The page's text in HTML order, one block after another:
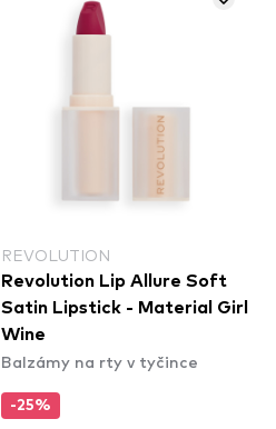
REVOLUTION
Revolution Lip Allure Soft
Satin Lipstick - Material Girl
Wine
Balzámy na rty v tyčince
-25%